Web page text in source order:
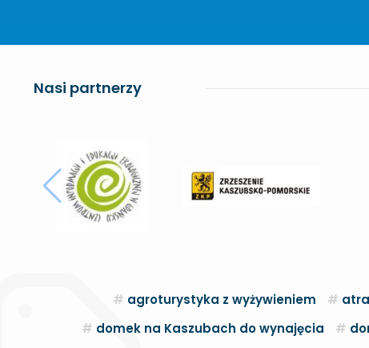
Nasi partnerzy
agroturystyka z wyżywieniem
domek na Kaszubach do wynajęcia